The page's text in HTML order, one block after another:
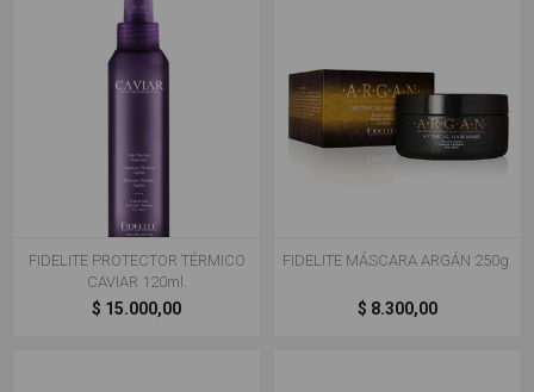
FIDELITE PROTECTOR TÉRMICO
CAVIAR 120ml.
$ 15.000,00
FIDELITE MÁSCARA ARGÁN 250g.
$ 8.300,00